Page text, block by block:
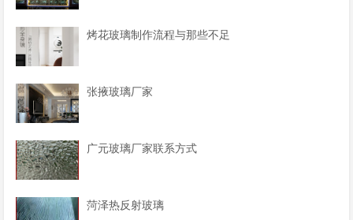
烤花玻璃制作流程与那些不足
张掖玻璃厂家
广元玻璃厂家联系方式
菏泽热反射玻璃